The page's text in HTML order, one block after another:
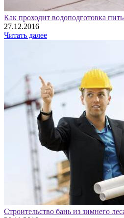
Как проходит водоподготовка
27.12.2016
Читать далее
Строительство бань из зимнего